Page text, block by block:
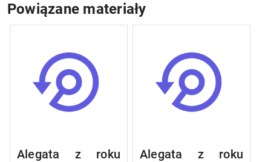
Powiązane materiały
Alegata z roku
Alegata z roku